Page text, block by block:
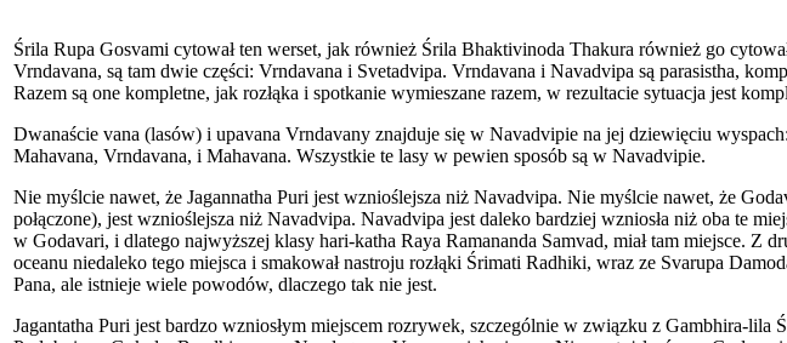
Śrila Rupa Gosvami cytował ten werset, jak również Śrila Bhaktivinoda Thakura również go
Vrndavana, są tam dwie części: Vrndavana i Svetadvipa. Vrndavana i Navadvipa są parasistha,
Razem są one kompletne, jak rozłąka i spotkanie wymieszane razem, w rezultacie sytuacja jest
Dwanaście vana (lasów) i upavana Vrndavany znajduje się w Navadvipie na jej dziewięciu
Mahavana, Vrndavana, i Mahavana. Wszystkie te lasy w pewien sposób są w Navadvipie.
Nie myślcie nawet, że Jagannatha Puri jest wznioślejsza niż Navadvipa. Nie myślcie nawet, że
połączone), jest wznioślejsza niż Navadvipa. Navadvipa jest daleko bardziej wzniosła niż oba te
w Godavari, i dlatego najwyższej klasy hari-katha Raya Ramananda Samvad, miał tam miejsce. Z
oceanu niedaleko tego miejsca i smakował nastroju rozłąki Śrimati Radhiki, wraz ze Svarupa
Pana, ale istnieje wiele powodów, dlaczego tak nie jest.
Jagantatha Puri jest bardzo wzniosłym miejscem rozrywek, szczególnie w związku z Gambhira-